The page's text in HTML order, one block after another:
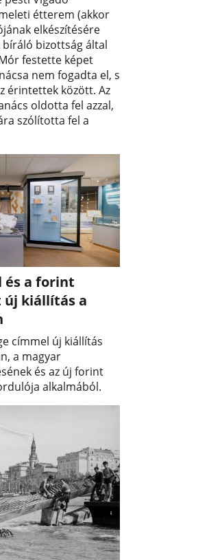
étterem (akkor
elkészítésére
bizottság által
festette képet
nem fogadta el, s
érintettek között. Az
oldotta fel azzal,
szólította fel a
és a forint
új kiállítás a
címmel új kiállítás
a magyar
és az új forint
alkalmából.